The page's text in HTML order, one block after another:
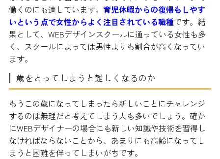
働くのにも適しています。 育児休暇からの復帰もしやす
いという点で女性からよく注目されている職種です。結
果として、WEBデザインスクールに通っている女性も多
く、スクールによっては男性よりも割合が高くなってい
ます。
歳をとってしまうと難しくなるのか
もうこの歳になってしまったら新しいことにチャレンジ
するのは無理だと考えてしまう人も多いでしょう。確か
にWEBデザイナーの場合にも新しい知識や技術を習得し
なければならないことから、あまりにも高齢になってし
まうと困難を伴ってしまいがちです。